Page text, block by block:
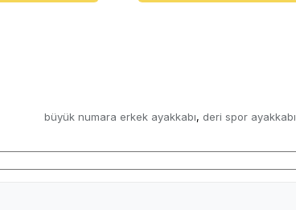
büyük numara erkek ayakkabı, deri spor ayakkabı